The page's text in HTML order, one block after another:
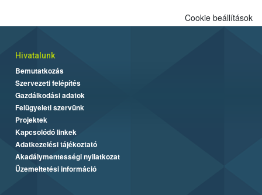
Cookie beállítások
Hivatalunk
Bemutatkozás
Szervezeti felépítés
Gazdálkodási adatok
Felügyeleti szervünk
Projektek
Kapcsolódó linkek
Adatkezelési tájékoztató
Akadálymentességi nyilatkozat
Üzemeltetési információ